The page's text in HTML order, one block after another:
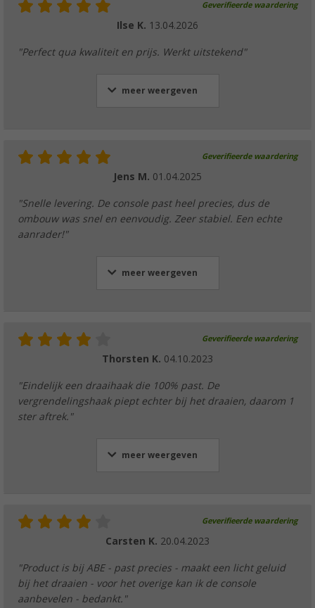
Geverifieerde waardering
Ilse K. 13.04.2026
"Perfect qua kwaliteit en prijs. Werkt uitstekend"
meer weergeven
Geverifieerde waardering
Jens M. 01.04.2025
"Snelle levering. De console past heel precies, dus de
ombouw was snel en eenvoudig. Zeer stabiel. Een echte
aanrader!"
meer weergeven
Geverifieerde waardering
Thorsten K. 04.10.2023
"Eindelijk een draaihaak die 100% past. De
vergrendelingshaak piept echter bij het draaien, daarom 1
ster aftrek."
meer weergeven
Geverifieerde waardering
Carsten K. 20.04.2023
"Product is bij ABE - past precies - maakt een licht geluid
bij het draaien - voor het overige kan ik de console
aanbevelen - bedankt."